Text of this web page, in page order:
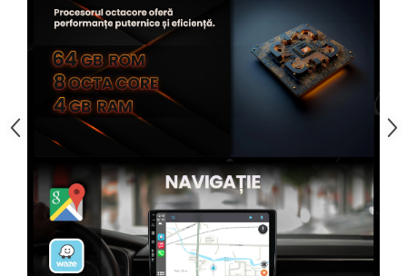
Rame adaptoare Chrysler
Rame adaptoare Dodge
Rame adaptoare Isuzu
Rame adaptoare Subaru
Rame adaptoare Iveco
Rame adaptoare Smart
Rame adaptoare Land Rover